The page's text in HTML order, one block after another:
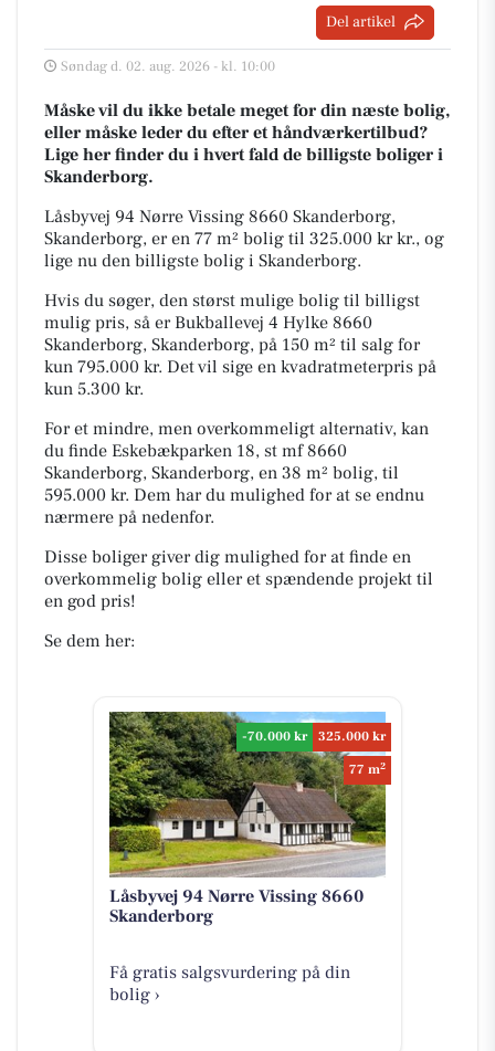
Del artikel
Søndag d. 02. aug. 2026 - kl. 10:00
Måske vil du ikke betale meget for din næste bolig,
eller måske leder du efter et håndværkertilbud?
Lige her finder du i hvert fald de billigste boliger i
Skanderborg.
Låsbyvej 94 Nørre Vissing 8660 Skanderborg,
Skanderborg, er en 77 m² bolig til 325.000 kr kr., og
lige nu den billigste bolig i Skanderborg.
Hvis du søger, den størst mulige bolig til billigst
mulig pris, så er Bukballevej 4 Hylke 8660
Skanderborg, Skanderborg, på 150 m² til salg for
kun 795.000 kr. Det vil sige en kvadratmeterpris på
kun 5.300 kr.
For et mindre, men overkommeligt alternativ, kan
du finde Eskebækparken 18, st mf 8660
Skanderborg, Skanderborg, en 38 m² bolig, til
595.000 kr. Dem har du mulighed for at se endnu
nærmere på nedenfor.
Disse boliger giver dig mulighed for at finde en
overkommelig bolig eller et spændende projekt til
en god pris!
Se dem her:
-70.000 kr
325.000 kr
77 m2
Låsbyvej 94 Nørre Vissing 8660
Skanderborg
Få gratis salgsvurdering på din
bolig ›